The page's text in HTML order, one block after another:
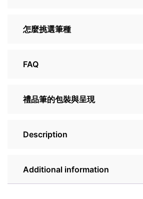
怎麼挑選筆種
FAQ
禮品筆的包裝與呈現
Description
Additional information